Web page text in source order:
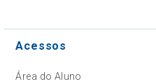
Acessos
Área do Aluno